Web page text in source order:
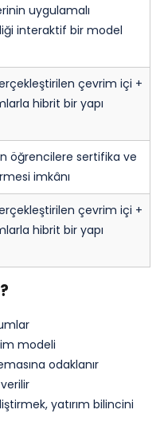
uygulamalı
interaktif bir model
çevrim içi +
hibrit bir yapı
öğrencilere sertifika ve
imkânı
çevrim içi +
hibrit bir yapı
modeli
odaklanır
verilir
yatırım bilincini